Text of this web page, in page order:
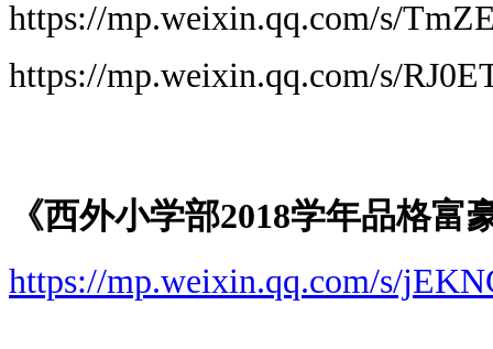
https://mp.weixin.qq.com/s/
https://mp.weixin.qq.com/s/
《西外小学部2018学年品格富
https://mp.weixin.qq.com/s/